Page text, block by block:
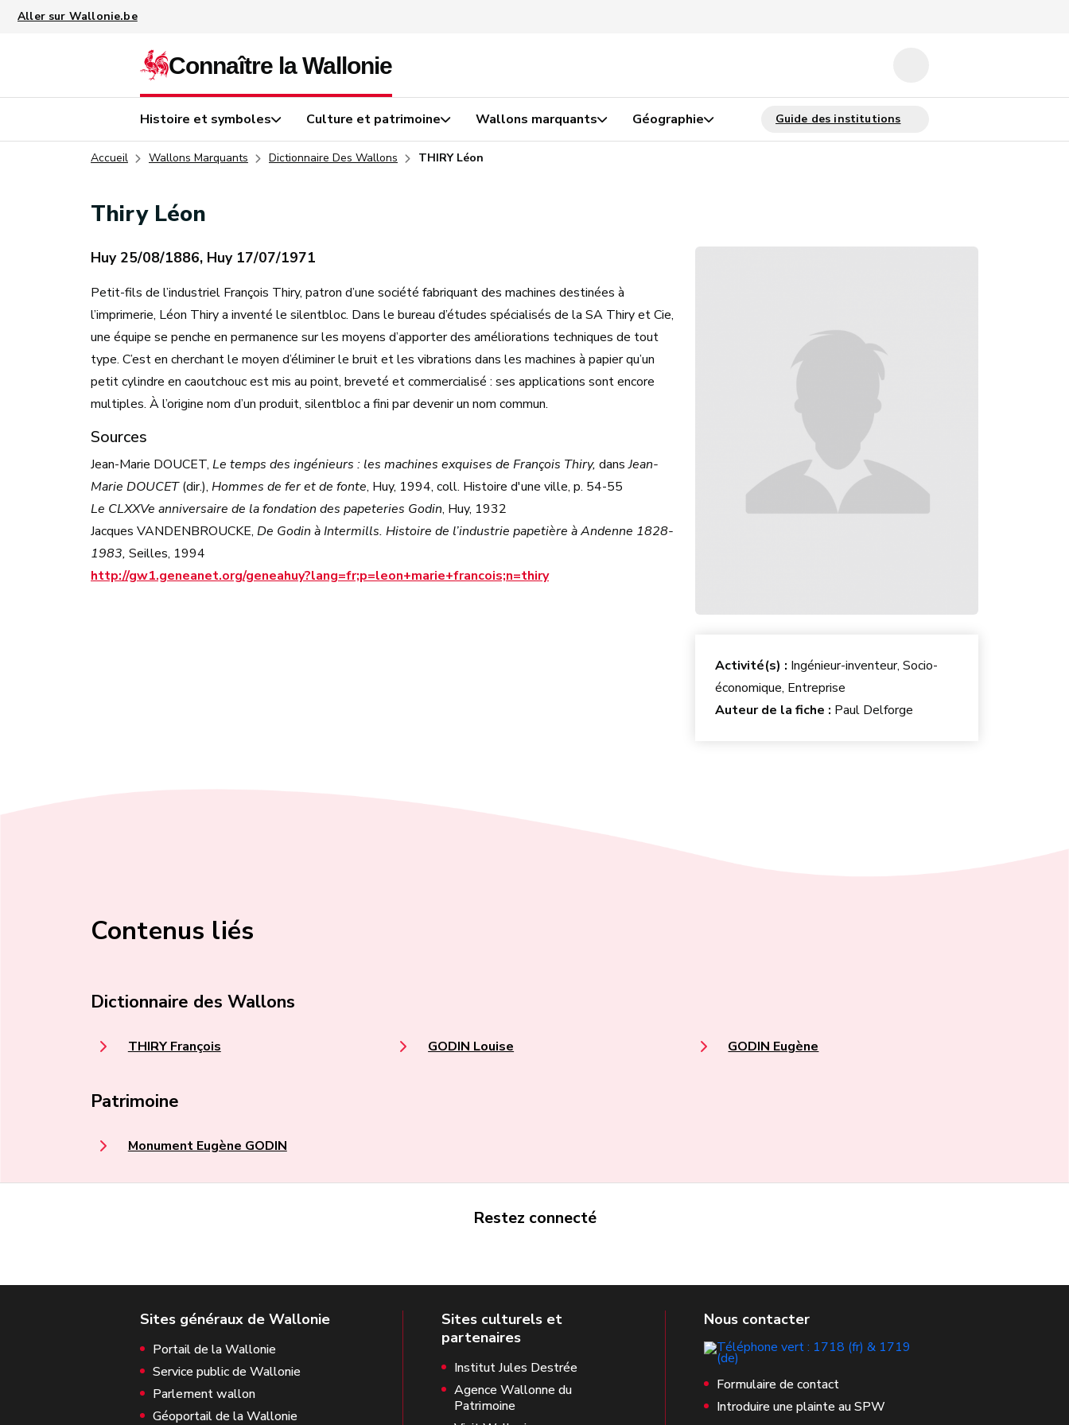
Histoire et symboles Culture et patrimoine Wallons marquants Géographie
Accueil Wallons Marquants Dictionnaire Des Wallons THIRY Léon
Thiry Léon
Huy 25/08/1886, Huy 17/07/1971
Petit-fils de l’industriel François Thiry, patron d’une société fabriquant des machines destinées à
l’imprimerie, Léon Thiry a inventé le silentbloc. Dans le bureau d’études spécialisés de la SA Thiry et Cie,
une équipe se penche en permanence sur les moyens d’apporter des améliorations techniques de tout
type. C’est en cherchant le moyen d’éliminer le bruit et les vibrations dans les machines à papier qu’un
petit cylindre en caoutchouc est mis au point, breveté et commercialisé : ses applications sont encore
multiples. À l’origine nom d’un produit, silentbloc a fini par devenir un nom commun.
Sources
Jean-Marie DOUCET, Le temps des ingénieurs : les machines exquises de François Thiry, dansJean-
Marie DOUCET(dir.), Hommes de fer et de fonte, Huy, 1994, coll. Histoire d'une ville, p. 54-55
Le CLXXVe anniversaire de la fondation des papeteries Godin, Huy, 1932
Jacques VANDENBROUCKE, De Godin à Intermills. Histoire de l’industrie papetière à Andenne 1828-
1983, Seilles, 1994
http://gw1.geneanet.org/geneahuy?lang=fr;p=leon+marie+francois;n=thiry
Activité(s) : Ingénieur-inventeur, Socio-
économique, Entreprise
Auteur de la fiche : Paul Delforge
Contenus liés
Dictionnaire des Wallons
THIRY François GODIN Louise GODIN Eugène
Patrimoine
Monument Eugène GODIN
Restez connecté
Portail de la Wallonie
Service public de Wallonie
Parlement wallon
Géoportail de la Wallonie
Institut Jules Destrée
Agence Wallonne du
Patrimoine
Formulaire de contact
Introduire une plainte au SPW